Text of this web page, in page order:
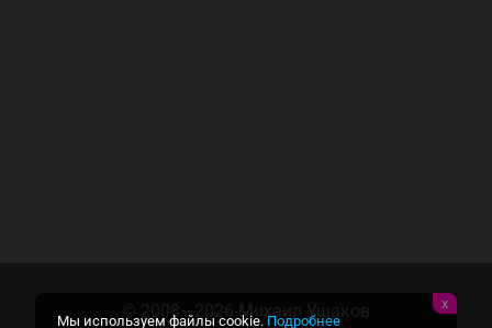
Мы используем файлы cookie.Подробнее
x
© 2008—2026 Михаил Ушаков